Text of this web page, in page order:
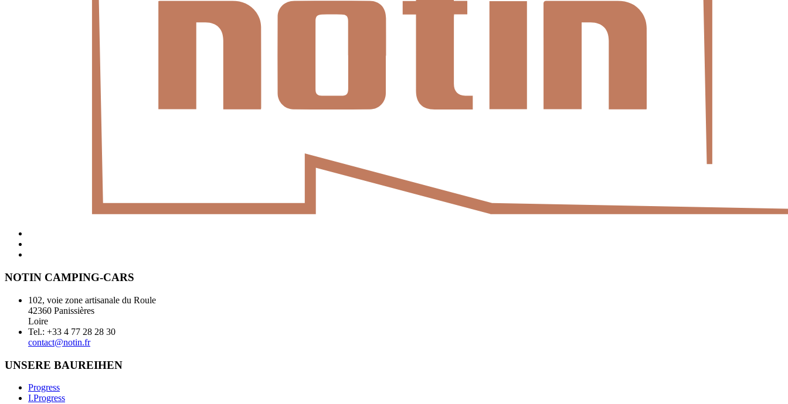
NOTIN CAMPING-CARS
102, voie zone artisanale du Roule
42360 Panissières
Loire
Tel.: +33 4 77 28 28 30
contact@notin.fr
UNSERE BAUREIHEN
Progress
I.Progress